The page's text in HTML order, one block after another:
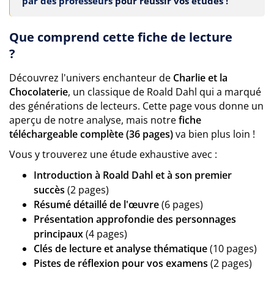
Que comprend cette fiche de lecture
?
Découvrez l'univers enchanteur de Charlie et la
Chocolaterie, un classique de Roald Dahl qui a marqué
des générations de lecteurs. Cette page vous donne un
aperçu de notre analyse, mais notrefiche
téléchargeable complète (36 pages)va bien plus loin !
Vous y trouverez une étude exhaustive avec :
Introduction à Roald Dahl et à son premier
succès (2 pages)
Résumé détaillé de l'œuvre(6 pages)
Présentation approfondie des personnages
principaux(4 pages)
Clés de lecture et analyse thématique(10 pages)
Pistes de réflexion pour vos examens (2 pages)